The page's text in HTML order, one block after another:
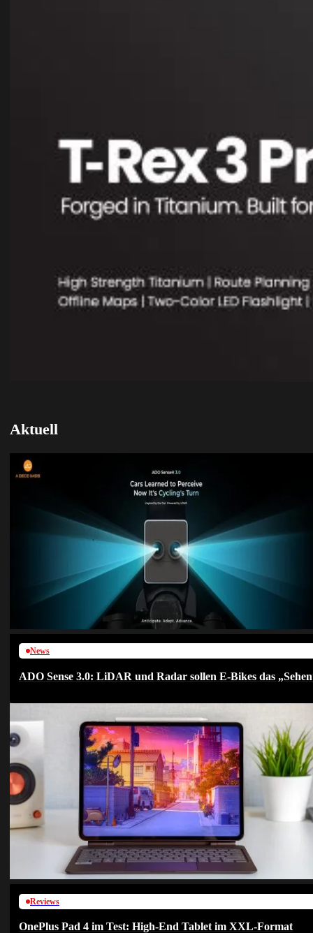
Aktuell
News
ADO Sense 3.0: LiDAR und Radar sollen E-Bikes das
Reviews
OnePlus Pad 4 im Test: High-End Tablet im XXL-Format